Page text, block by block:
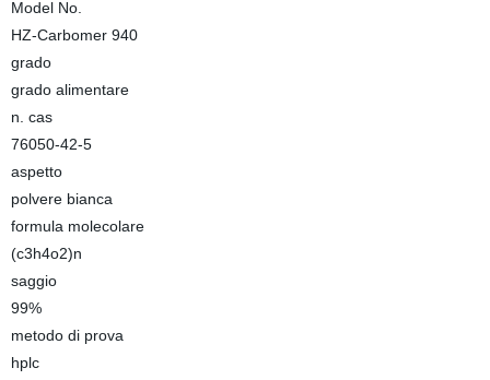
Model No.
HZ-Carbomer 940
grado
grado alimentare
n. cas
76050-42-5
aspetto
polvere bianca
formula molecolare
(c3h4o2)n
saggio
99%
metodo di prova
hplc